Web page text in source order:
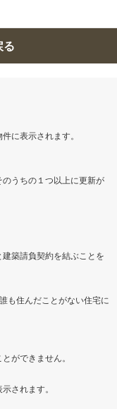
る
に表示されます。
うちの１つ以上に更新が
築請負契約を結ぶことを
も住んだことがない住宅に
ができません。
されます。